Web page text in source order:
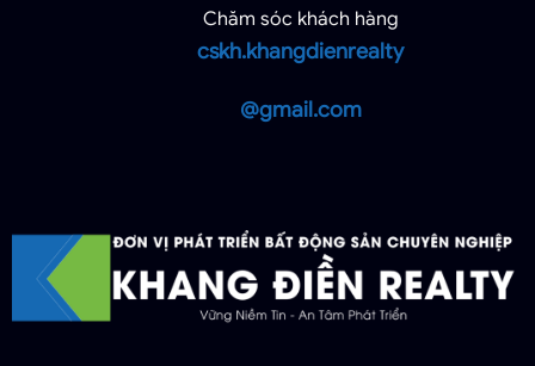
Chăm sóc khách hàng
cskh.khangdienrealty
@gmail.com